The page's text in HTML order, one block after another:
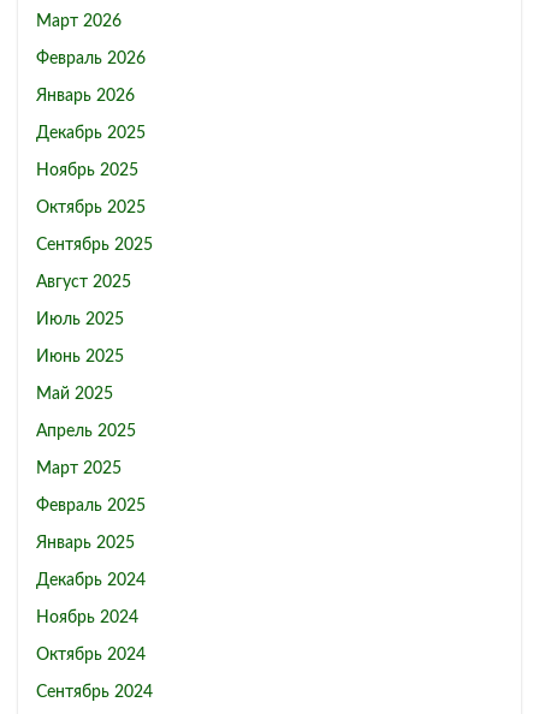
Март 2026
Февраль 2026
Январь 2026
Декабрь 2025
Ноябрь 2025
Октябрь 2025
Сентябрь 2025
Август 2025
Июль 2025
Июнь 2025
Май 2025
Апрель 2025
Март 2025
Февраль 2025
Январь 2025
Декабрь 2024
Ноябрь 2024
Октябрь 2024
Сентябрь 2024